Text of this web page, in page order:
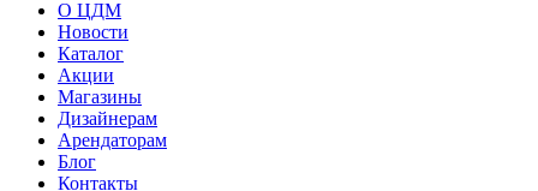
О ЦДМ
Новости
Каталог
Акции
Магазины
Дизайнерам
Арендаторам
Блог
Контакты